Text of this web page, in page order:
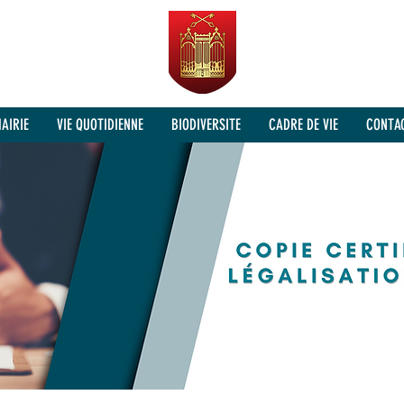
VIE QUOTIDIENNE BIODIVERSITE CADRE DE VIE